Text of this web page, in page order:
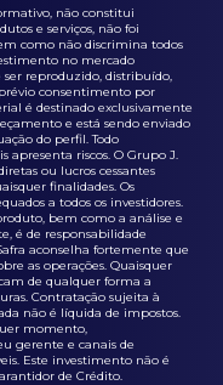
não constitui
e serviços, não foi
como não discrimina todos
no mercado
reproduzido, distribuído,
consentimento por
é destinado exclusivamente
e está sendo enviado
do perfil. Todo
riscos. O Grupo J.
ou lucros cessantes
finalidades. Os
a todos os investidores.
bem como a análise e
é de responsabilidade
aconselha fortemente que
as operações. Quaisquer
de qualquer forma a
Contratação sujeita à
não é líquida de impostos.
momento,
gerente e canais de
Este investimento não é
de Crédito.